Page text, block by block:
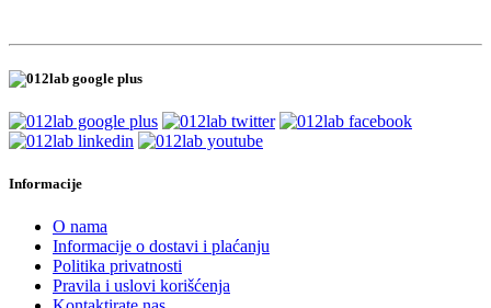
Informacije
O nama
Informacije o dostavi i plaćanju
Politika privatnosti
Pravila i uslovi korišćenja